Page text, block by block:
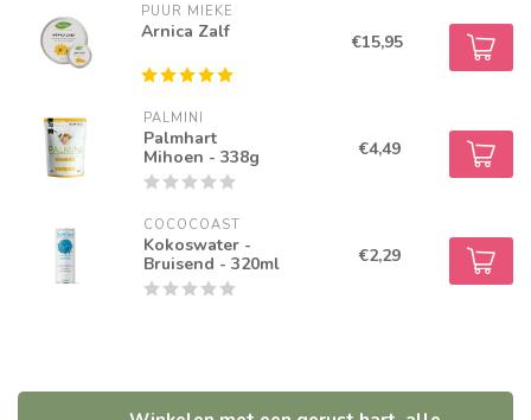
PUUR MIEKE
Arnica Zalf €15,95
PALMINI
Palmhart
Mihoen - 338g
€4,49
COCOCOAST
Kokoswater -
Bruisend - 320ml
€2,29